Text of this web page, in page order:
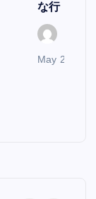
な行
May 29,